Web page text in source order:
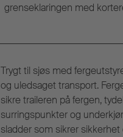
grenseklaringen med
Trygt til sjøs med
og uledsaget transport.
sikre traileren på fergen,
surringspunkter og
sladder som sikrer